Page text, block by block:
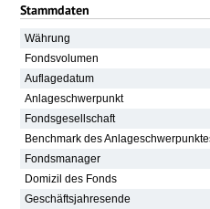
Stammdaten
Währung
Fondsvolumen
Auflagedatum
Anlageschwerpunkt
Fondsgesellschaft
Benchmark des
Fondsmanager
Domizil des Fonds
Geschäftsjahresende